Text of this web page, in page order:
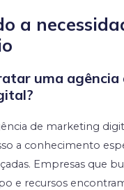
a
uma agência
de marketing
a conhecimento
Empresas que
e recursos